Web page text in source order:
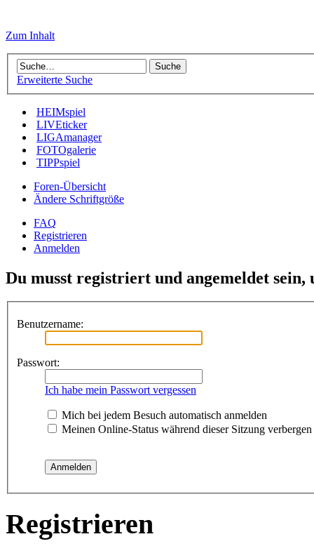
Zum Inhalt
Erweiterte Suche
HEIMspiel
LIVEticker
LIGAmanager
FOTOgalerie
TIPPspiel
Foren-Übersicht
Ändere Schriftgröße
FAQ
Registrieren
Anmelden
Du musst registriert und angemeldet
Benutzername:
Passwort:
Ich habe mein Passwort vergessen
Mich bei jedem Besuch automatisch anmelden
Meinen Online-Status während dieser Sitzung verbergen
Registrieren